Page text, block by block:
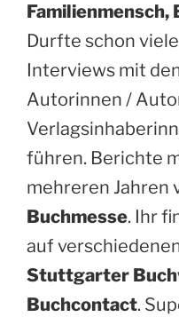
Durfte schon
Interviews mit
Autorinnen /
führen. Berichte
mehreren Jahren
Buchmesse. Ihr
auf
Stuttgarter
Buchcontact.